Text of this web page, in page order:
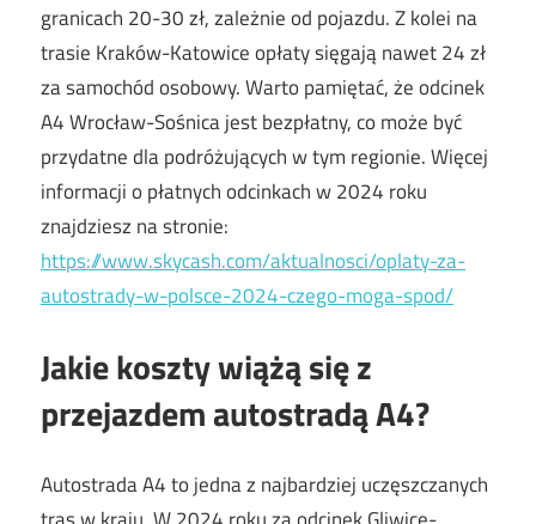
granicach 20-30 zł, zależnie od pojazdu. Z kolei na
trasie Kraków-Katowice opłaty sięgają nawet 24 zł
za samochód osobowy. Warto pamiętać, że odcinek
A4 Wrocław-Sośnica jest bezpłatny, co może być
przydatne dla podróżujących w tym regionie. Więcej
informacji o płatnych odcinkach w 2024 roku
znajdziesz na stronie:
https://www.skycash.com/aktualnosci/oplaty-za-
autostrady-w-polsce-2024-czego-moga-spod/
Jakie koszty wiążą się z
przejazdem autostradą A4?
Autostrada A4 to jedna z najbardziej uczęszczanych